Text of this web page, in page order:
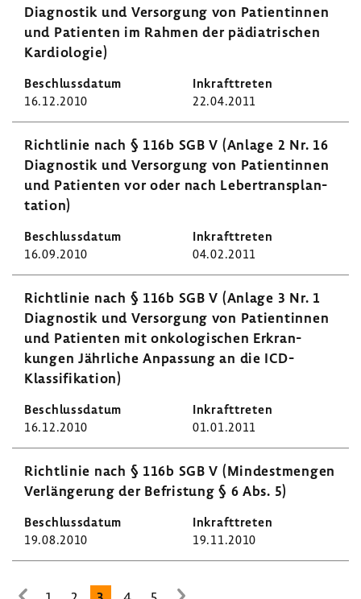
Diagnostik und Versor­gung von Pati­en­tinnen
und Pati­enten im Rahmen der pädia­tri­schen
Kardio­logie)
16.12.2010 22.04.2011
Richt­linie nach § 116b SGB V (Anlage 2 Nr. 16
Diagnostik und Versor­gung von Pati­en­tinnen
und Pati­enten vor oder nach Leber­trans­plan­
ta­tion)
16.09.2010 04.02.2011
Richt­linie nach § 116b SGB V (Anlage 3 Nr. 1
Diagnostik und Versor­gung von Pati­en­tinnen
und Pati­enten mit onko­lo­gi­schen Erkran­
kungen Jähr­liche Anpas­sung an die ICD-​
Klassifikation)
16.12.2010 01.01.2011
Richt­linie nach § 116b SGB V (Mindest­mengen
Verlän­ge­rung der Befris­tung § 6 Abs. 5)
19.08.2010 19.11.2010